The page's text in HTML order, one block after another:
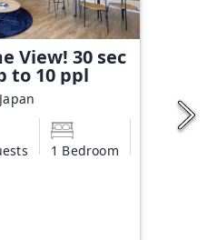
View! 30 sec
to 10 ppl
1 Bedroom